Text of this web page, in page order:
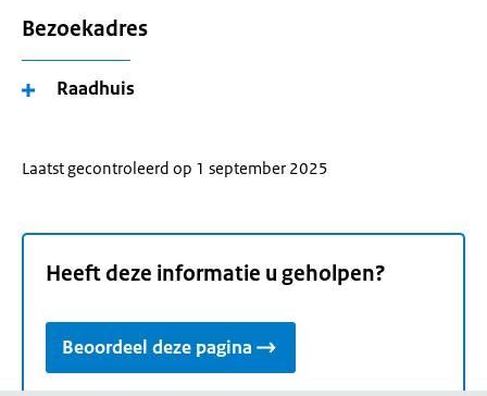
Bezoekadres
Raadhuis
Laatst gecontroleerd op 1 september 2025
Heeft deze informatie u geholpen?
Beoordeel deze pagina